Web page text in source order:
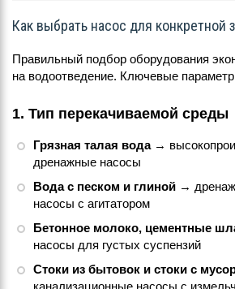
Как выбрать насос для конкретной
Правильный подбор оборудования
на водоотведение. Ключевые
1. Тип перекачиваемой среды
Грязная талая вода→
дренажные насосы
Вода с песком и глиной→
насосы с агитатором
Бетонное молоко, цементные
насосы для густых суспензий
Стоки из бытовок и стоки с
канализационные насосы с